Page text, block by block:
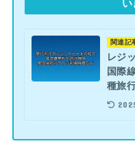
い
関連記
レジ
国際
種旅